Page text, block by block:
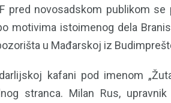
pred novosadskom publikom se
motivima istoimenog dela
u Mađarskoj iz
kafani pod imenom
stranca. Milan Rus,